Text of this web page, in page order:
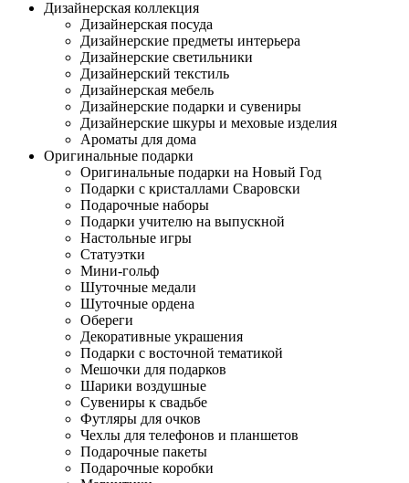
Дизайнерская коллекция
Дизайнерская посуда
Дизайнерские предметы интерьера
Дизайнерские светильники
Дизайнерский текстиль
Дизайнерская мебель
Дизайнерские подарки и сувениры
Дизайнерские шкуры и меховые изделия
Ароматы для дома
Оригинальные подарки
Оригинальные подарки на Новый Год
Подарки с кристаллами Сваровски
Подарочные наборы
Подарки учителю на выпускной
Настольные игры
Статуэтки
Мини-гольф
Шуточные медали
Шуточные ордена
Обереги
Декоративные украшения
Подарки с восточной тематикой
Мешочки для подарков
Шарики воздушные
Сувениры к свадьбе
Футляры для очков
Чехлы для телефонов и планшетов
Подарочные пакеты
Подарочные коробки